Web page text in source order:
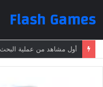
Flash Games